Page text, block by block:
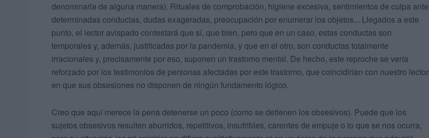
denominarla de alguna manera). Rituales de comprobación, higiene excesiva, sentimientos de culpa ante
determinadas conductas, dudas exageradas, preocupación por enumerar los objetos... Llegados a este
punto, el lector avispado contestará que sí, que bien, pero que en un caso, estas conductas son
temporales y, además, justificadas por la pandemia, y que en el otro, son conductas totalmente
irracionales y, precisamente por eso, suponen un trastorno mental. De hecho, este reproche se vería
reforzado por los testimonios de personas afectadas por este trastorno, que coincidirían con nuestro lector
en que sus obsesiones no disponen de ningún fundamento lógico.
Creo que aquí merece la pena detenerse un poco (como se detienen los obsesivos). Puede que los
sujetos obsesivos resulten aburridos, repetitivos, insufribles, carentes de empuje o lo que se nos ocurra,